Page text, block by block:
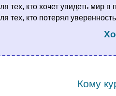
тех, кто хочет увидеть мир в
тех, кто потерял
Кому